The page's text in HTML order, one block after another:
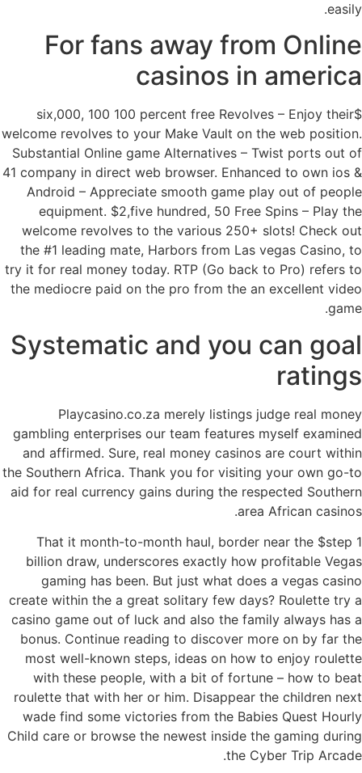
easily.
For fans away from Online
casinos in america
$six,000, 100 100 percent free Revolves – Enjoy their
welcome revolves to your Make Vault on the web position.
Substantial Online game Alternatives – Twist ports out of
41 company in direct web browser. Enhanced to own ios &
Android – Appreciate smooth game play out of people
equipment. $2,five hundred, 50 Free Spins – Play the
welcome revolves to the various 250+ slots! Check out
the #1 leading mate, Harbors from Las vegas Casino, to
try it for real money today. RTP (Go back to Pro) refers to
the mediocre paid on the pro from the an excellent video
game.
Systematic and you can goal
ratings
Playcasino.co.za merely listings judge real money
gambling enterprises our team features myself examined
and affirmed. Sure, real money casinos are court within
the Southern Africa. Thank you for visiting your own go-to
aid for real currency gains during the respected Southern
area African casinos.
That it month-to-month haul, border near the $step 1
billion draw, underscores exactly how profitable Vegas
gaming has been. But just what does a vegas casino
create within the a great solitary few days? Roulette try a
casino game out of luck and also the family always has a
bonus. Continue reading to discover more on by far the
most well-known steps, ideas on how to enjoy roulette
with these people, with a bit of fortune – how to beat
roulette that with her or him. Disappear the children next
wade find some victories from the Babies Quest Hourly
Child care or browse the newest inside the gaming during
the Cyber Trip Arcade.